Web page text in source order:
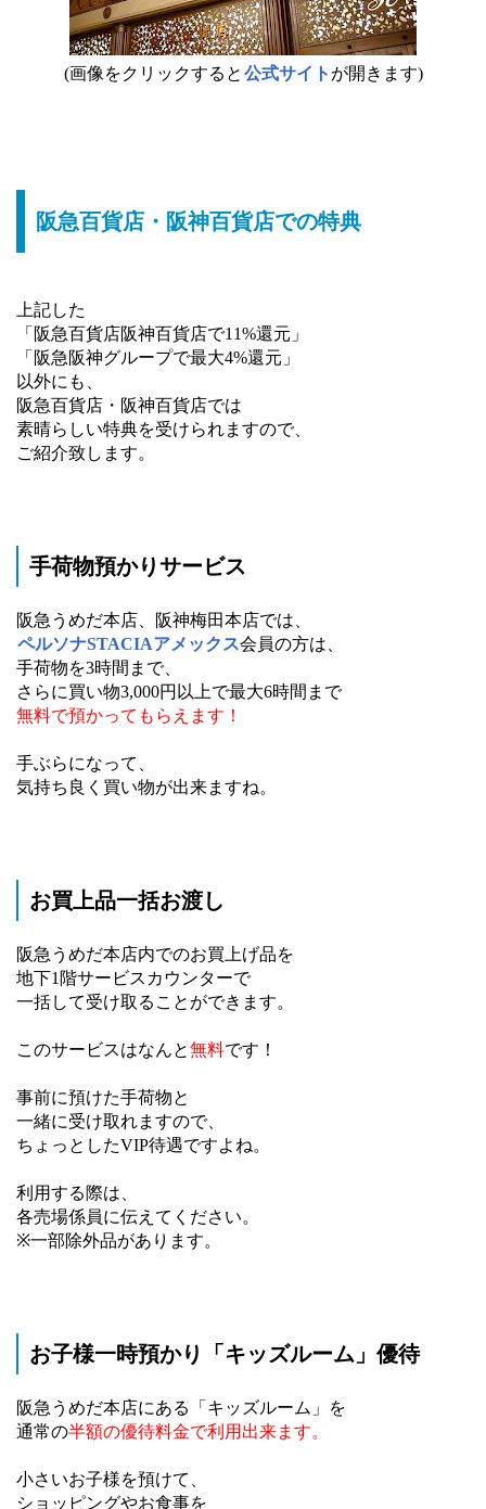
(画像をクリックすると 公式サイト が開きます)
阪急百貨店・阪神百貨店での特典
上記した
「阪急百貨店阪神百貨店で11%還元」
「阪急阪神グループで最大4%還元」
以外にも、
阪急百貨店・阪神百貨店では
素晴らしい特典を受けられますので、
ご紹介致します。
手荷物預かりサービス
阪急うめだ本店、阪神梅田本店では、
ペルソナSTACIAアメックス会員の方は、
手荷物を3時間まで、
さらに買い物3,000円以上で最大6時間まで
無料で預かってもらえます！
手ぶらになって、
気持ち良く買い物が出来ますね。
お買上品一括お渡し
阪急うめだ本店内でのお買上げ品を
地下1階サービスカウンターで
一括して受け取ることができます。
このサービスはなんと無料です！
事前に預けた手荷物と
一緒に受け取れますので、
ちょっとしたVIP待遇ですよね。
利用する際は、
各売場係員に伝えてください。
※一部除外品があります。
お子様一時預かり「キッズルーム」優待
阪急うめだ本店にある「キッズルーム」を
通常の半額の優待料金で利用出来ます。
小さいお子様を預けて、
ショッピングやお食事を